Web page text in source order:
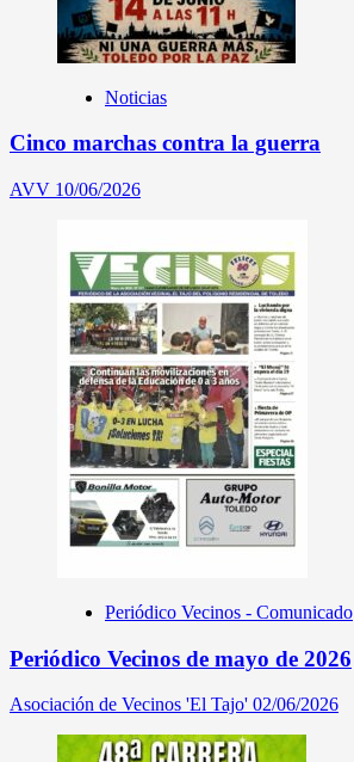
Noticias
Cinco marchas contra la guerra
AVV 10/06/2026
Periódico Vecinos - Comunicado
Periódico Vecinos de mayo de 2026
Asociación de Vecinos 'El Tajo' 02/06/2026